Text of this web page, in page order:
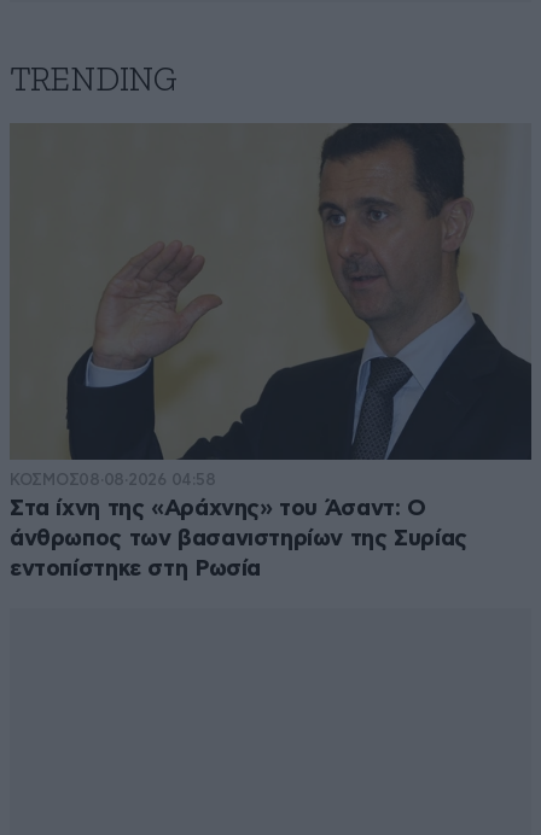
TRENDING
ΚΟΣΜΟΣ08·08·2026 04:58
Στα ίχνη της «Αράχνης» του Άσαντ: Ο
άνθρωπος των βασανιστηρίων της Συρίας
εντοπίστηκε στη Ρωσία